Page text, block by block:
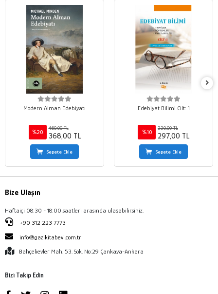
Modern Alman Edebiyatı
%20
460,00 TL
368,00 TL
Sepete Ekle
Edebiyat Bilimi Cilt: 1
%10
330,00 TL
297,00 TL
Sepete Ekle
Bize Ulaşın
Haftaiçi 08:30 - 18:00 saatleri arasında ulaşabilirsiniz.
+90 312 223 7773
info@gazikitabevi.com.tr
Bahçelievler Mah. 53. Sok. No:29 Çankaya-Ankara
Bizi Takip Edin